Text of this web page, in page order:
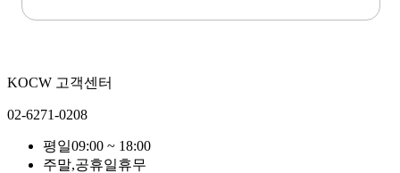
KOCW 고객센터
02-6271-0208
평일09:00 ~ 18:00
주말,공휴일휴무